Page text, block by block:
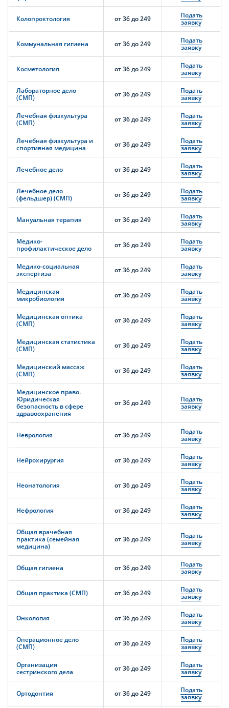
Колопроктология от 36 до 249
Подать
заявку
Коммунальная гигиена от 36 до 249
Подать
заявку
Косметология от 36 до 249
Подать
заявку
Лабораторное дело
(СМП)
от 36 до 249
Подать
заявку
Лечебная физкультура
(СМП)
от 36 до 249
Подать
заявку
Лечебная физкультура и
спортивная медицина
от 36 до 249
Подать
заявку
Лечебное дело от 36 до 249
Подать
заявку
Лечебное дело
(фельдшер) (СМП)
от 36 до 249
Подать
заявку
Мануальная терапия от 36 до 249
Подать
заявку
Медико-
профилактическое дело
от 36 до 249
Подать
заявку
Медико-социальная
экспертиза
от 36 до 249
Подать
заявку
Медицинская
микробиология
от 36 до 249
Подать
заявку
Медицинская оптика
(СМП)
от 36 до 249
Подать
заявку
Медицинская статистика
(СМП)
от 36 до 249
Подать
заявку
Медицинский массаж
(СМП)
от 36 до 249
Подать
заявку
Медицинское право.
Юридическая
безопасность в сфере
здравоохранения
от 36 до 249
Подать
заявку
Неврология от 36 до 249
Подать
заявку
Нейрохирургия от 36 до 249
Подать
заявку
Неонатология от 36 до 249
Подать
заявку
Нефрология от 36 до 249
Подать
заявку
Общая врачебная
практика (семейная
медицина)
от 36 до 249
Подать
заявку
Общая гигиена от 36 до 249
Подать
заявку
Общая практика (СМП) от 36 до 249
Подать
заявку
Онкология от 36 до 249
Подать
заявку
Операционное дело
(СМП)
от 36 до 249
Подать
заявку
Организация
сестринского дела
от 36 до 249
Подать
заявку
Ортодонтия от 36 до 249
Подать
заявку